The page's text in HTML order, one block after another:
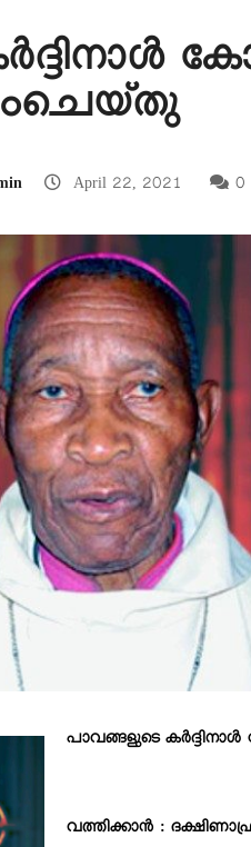
April 22, 2021 0
പാവങ്ങളുടെ
വത്തിക്കാൻ :